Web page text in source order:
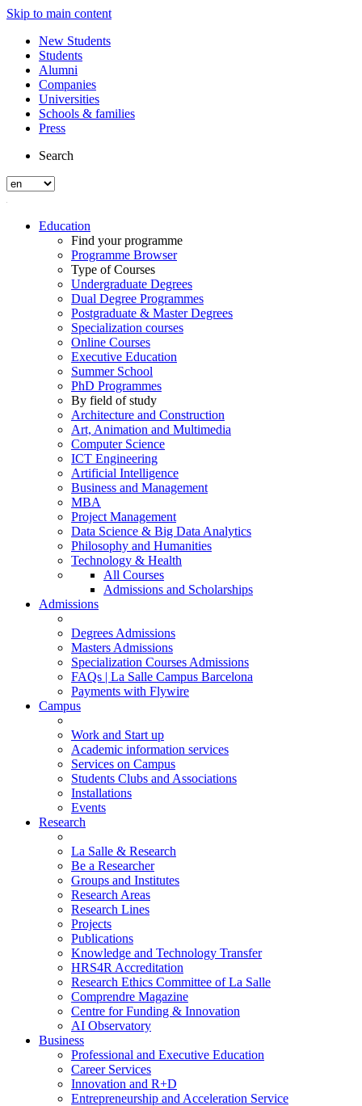
Skip to main content
New Students
Students
Alumni
Companies
Universities
Schools & families
Press
Search
Education
Find your programme
Programme Browser
Type of Courses
Undergraduate Degrees
Dual Degree Programmes
Postgraduate & Master Degrees
Specialization courses
Online Courses
Executive Education
Summer School
PhD Programmes
By field of study
Architecture and Construction
Art, Animation and Multimedia
Computer Science
ICT Engineering
Artificial Intelligence
Business and Management
MBA
Project Management
Data Science & Big Data Analytics
Philosophy and Humanities
Technology & Health
All Courses
Admissions and Scholarships
Admissions
Degrees Admissions
Masters Admissions
Specialization Courses Admissions
FAQs | La Salle Campus Barcelona
Payments with Flywire
Campus
Work and Start up
Academic information services
Services on Campus
Students Clubs and Associations
Installations
Events
Research
La Salle & Research
Be a Researcher
Groups and Institutes
Research Areas
Research Lines
Projects
Publications
Knowledge and Technology Transfer
HRS4R Accreditation
Research Ethics Committee of La Salle
Comprendre Magazine
Centre for Funding & Innovation
AI Observatory
Business
Professional and Executive Education
Career Services
Innovation and R+D
Entrepreneurship and Acceleration Service